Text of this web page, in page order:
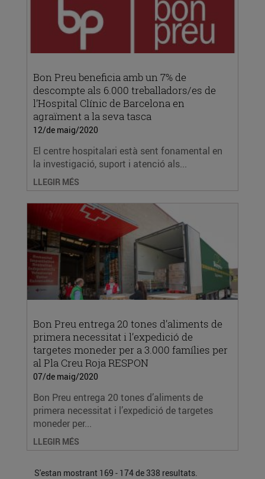
Bon Preu beneficia amb un 7% de
descompte als 6.000 treballadors/es de
l’Hospital Clínic de Barcelona en
agraïment a la seva tasca
12/de maig/2020
El centre hospitalari està sent fonamental en
la investigació, suport i atenció als...
LLEGIR MÉS
Bon Preu entrega 20 tones d’aliments de
primera necessitat i l’expedició de
targetes moneder per a 3.000 famílies per
al Pla Creu Roja RESPON
07/de maig/2020
Bon Preu entrega 20 tones d’aliments de
primera necessitat i l’expedició de targetes
moneder per...
LLEGIR MÉS
S'estan mostrant 169 - 174 de 338 resultats.